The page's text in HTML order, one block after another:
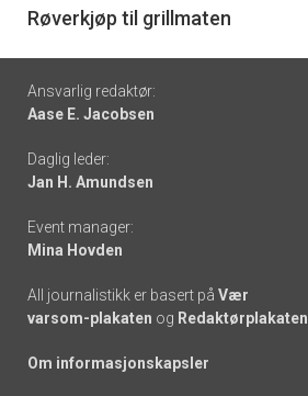
6
Røverkjøp til grillmaten
Footer
-
links
Ansvarlig redaktør:
Aase E. Jacobsen
Daglig leder:
Jan H. Amundsen
Event manager:
Mina Hovden
All journalistikk er basert på Vær
varsom-plakaten og Redaktørplakaten
Om informasjonskapsler